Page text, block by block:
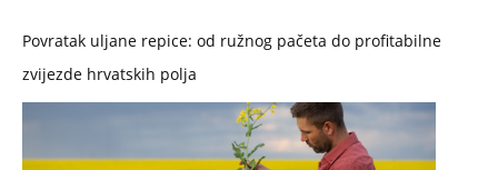
Povratak uljane repice: od ružnog pačeta do profitabilne
zvijezde hrvatskih polja